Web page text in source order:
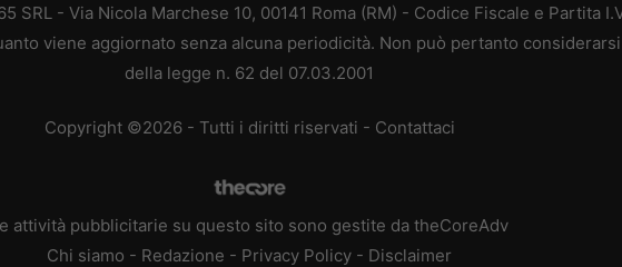
SRL - Via Nicola Marchese 10, 00141 Roma (RM) - Codice Fiscale e Partita
viene aggiornato senza alcuna periodicità. Non può pertanto
della legge n. 62 del 07.03.2001
Copyright ©2026 - Tutti i diritti riservati - Contattaci
attività pubblicitarie su questo sito sono gestite da theCoreAdv
Chi siamo - Redazione - Privacy Policy - Disclaimer